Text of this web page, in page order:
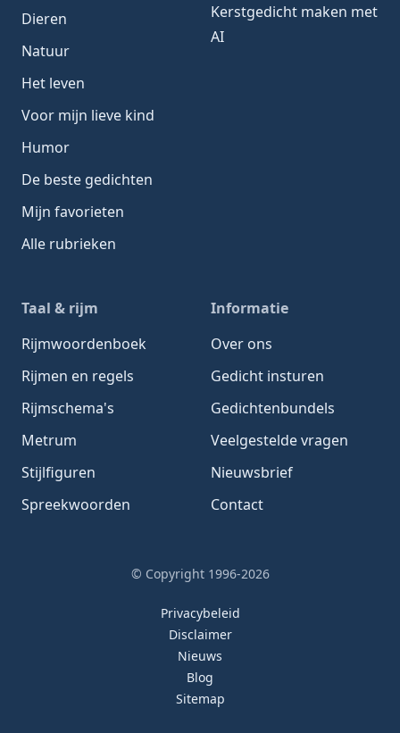
Dieren
Natuur
Het leven
Voor mijn lieve kind
Humor
De beste gedichten
Mijn favorieten
Alle rubrieken
Kerstgedicht maken met
AI
Taal & rijm
Rijmwoordenboek
Rijmen en regels
Rijmschema's
Metrum
Stijlfiguren
Spreekwoorden
Informatie
Over ons
Gedicht insturen
Gedichtenbundels
Veelgestelde vragen
Nieuwsbrief
Contact
© Copyright 1996-2026
Privacybeleid
Disclaimer
Nieuws
Blog
Sitemap